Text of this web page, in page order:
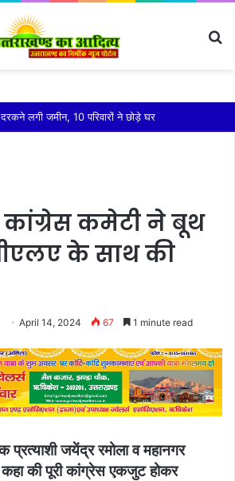
लगी जमीन, 10 परिवारों ने छोड़े घर
कमेटी ने बूथ
के साथ की
April 14, 2024 67 1 minute read
प्रत्याशी जयेंद्र रमोला व महानगर
की पूरी कांग्रेस एकजुट होकर